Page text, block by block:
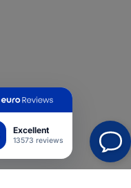
Excellent
13573 reviews